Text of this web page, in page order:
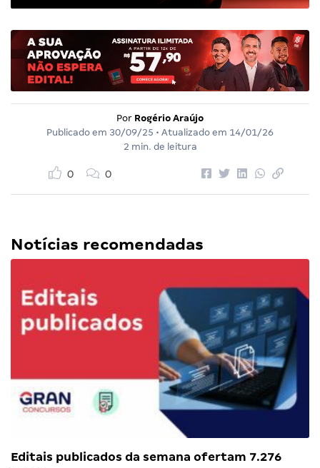
Por Rogério Araújo
Publicado em 30/09/25 • Atualizado em 14/01/26
2 min. de leitura
0 0
Notícias recomendadas
Editais publicados da semana ofertam 7.276